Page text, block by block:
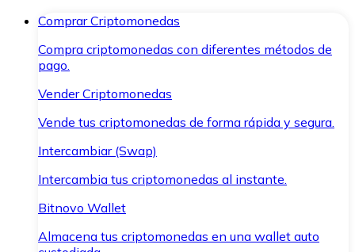
Comprar Criptomonedas
Compra criptomonedas con diferentes métodos de
pago.
Vender Criptomonedas
Vende tus criptomonedas de forma rápida y segura.
Intercambiar (Swap)
Intercambia tus criptomonedas al instante.
Bitnovo Wallet
Almacena tus criptomonedas en una wallet auto